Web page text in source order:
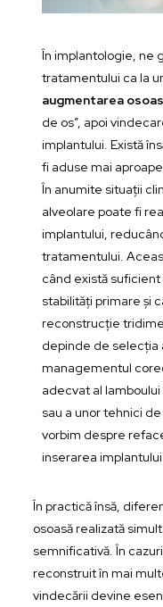
În implantologie, ne
tratamentului ca la
augmentarea
de os”, apoi
implantului. Există
fi aduse mai
În anumite situații
alveolare poate fi
implantului,
tratamentului.
când există
stabilități primare și
reconstrucție
depinde de selecția
managementul
adecvat al
sau a unor tehnici
vorbim despre
inserarea
În practică însă,
osoasă realizată
semnificativă. În
reconstruit în mai
vindecării devine